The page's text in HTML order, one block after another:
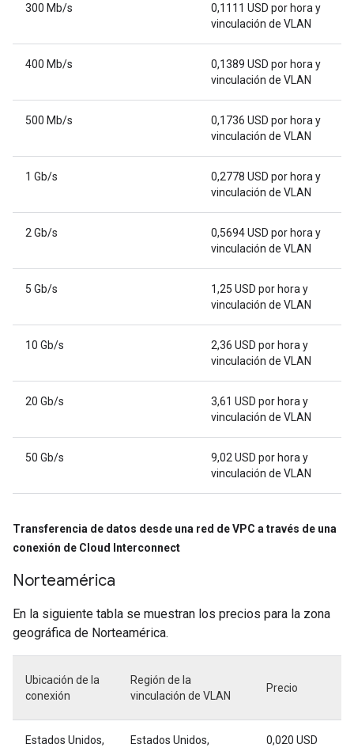
300 Mb/s
0,1111 USD por hora y
vinculación de VLAN
400 Mb/s
0,1389 USD por hora y
vinculación de VLAN
500 Mb/s
0,1736 USD por hora y
vinculación de VLAN
1 Gb/s
0,2778 USD por hora y
vinculación de VLAN
2 Gb/s
0,5694 USD por hora y
vinculación de VLAN
5 Gb/s
1,25 USD por hora y
vinculación de VLAN
10 Gb/s
2,36 USD por hora y
vinculación de VLAN
20 Gb/s
3,61 USD por hora y
vinculación de VLAN
50 Gb/s
9,02 USD por hora y
vinculación de VLAN
Transferencia de datos desde una red de VPC a través de una
conexión de Cloud Interconnect
Norteamérica
En la siguiente tabla se muestran los precios para la zona
geográfica de Norteamérica.
Ubicación de la
conexión
Región de la
vinculación de VLAN
Precio
Estados Unidos,
Estados Unidos,
0,020 USD